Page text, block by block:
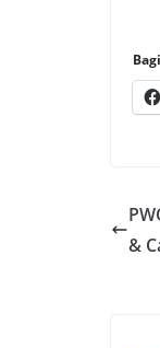
&